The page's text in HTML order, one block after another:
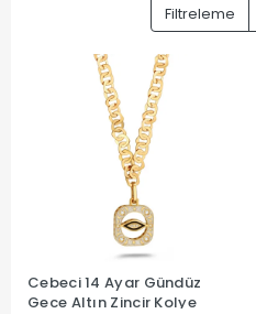
Filtreleme
Cebeci 14 Ayar Gündüz
Gece Altın Zincir Kolye